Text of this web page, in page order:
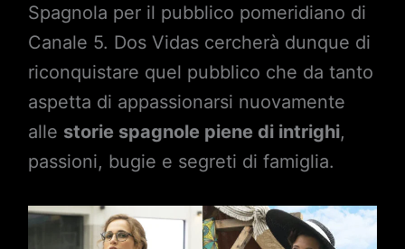
Spagnola per il pubblico pomeridiano di
Canale 5. Dos Vidas cercherà dunque di
riconquistare quel pubblico che da tanto
aspetta di appassionarsi nuovamente
alle storie spagnole piene di intrighi,
passioni, bugie e segreti di famiglia.